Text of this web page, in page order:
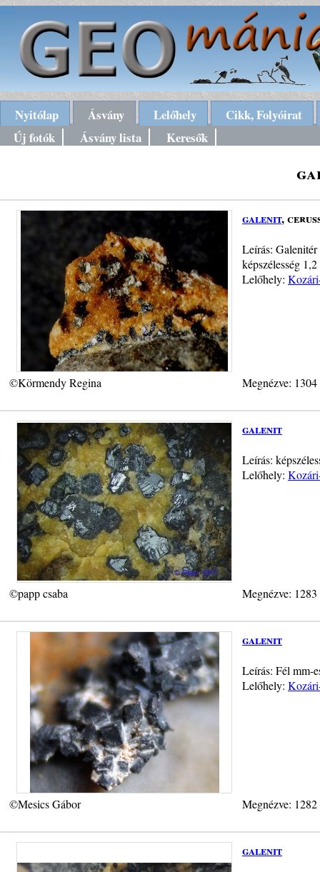
Nyitólap Ásvány Lelőhely
Cikk, Folyóirat
Új fotók
Ásvány lista Keresők
galenit,
Leírás: Galenitér
képszélesség
Lelőhely:
©Körmendy Regina Megnézve:
galenit
Leírás:
Lelőhely:
©papp csaba Megnézve:
galenit
Leírás: Fél mm-
Lelőhely:
©Mesics Gábor Megnézve:
galenit